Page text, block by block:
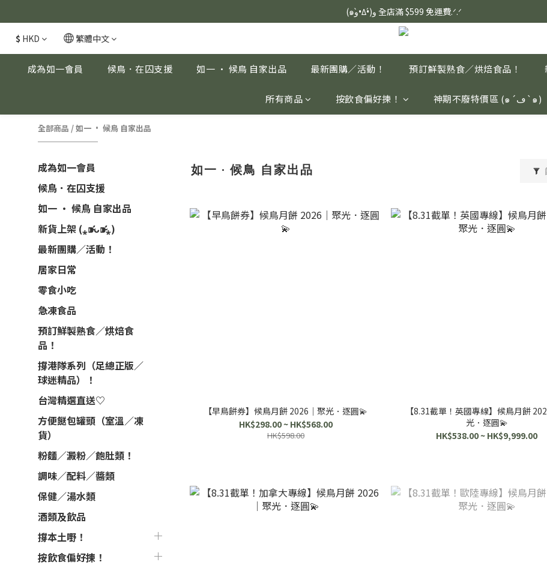
安眠熟睡、穩定血壓、瞓醒精神更集中🌿ASONE GABA TEA 如一舒眠茶（15入）｜優質
(๑و•̀Δ•́)و 全店滿 $599 免運費.ᐟ.ᐟ
安眠熟睡、穩定血壓、瞓醒精神更集中🌿ASONE GABA TEA 如一舒眠茶（15入）｜優質
$ HKD 繁體中文
成為如一會員 候鳥．在囚支援 如一 · 候鳥 自家出品 最新團購／活動！ 預訂鮮製熟食／烘焙食品！
所有商品 按飲食偏好揀！ 神期不廢特價區 (๑´ڡ`๑)
全部商品 /如一 · 候鳥 自家出品
成為如一會員
候鳥．在囚支援
如一 · 候鳥 自家出品
新貨上架 (⁎⁍̴̛ᴗ⁍̴̛⁎)
最新團購／活動！
居家日常
零食小吃
急凍食品
預訂鮮製熟食／烘焙食
品！
撐港隊系列（足總正版／
球迷精品）！
台灣精選直送♡
方便餸包罐頭（室溫／凍
貨）
粉麵／澱粉／飽肚類！
調味／配料／醬類
保健／湯水類
酒類及飲品
撐本土嘢！
按飲食偏好揀！
如一 · 候鳥 自家出品
【早鳥餅券】候鳥月餅 2026｜聚光．逐圓💫
HK$298.00 ~ HK$568.00
HK$598.00
【8.31截單！英國專線】候鳥月餅
光．逐圓💫
HK$538.00 ~ HK$9,999.00